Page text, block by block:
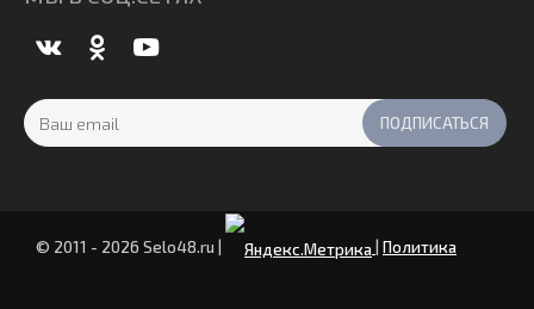
© 2011 - 2026 Selo48.ru Политика